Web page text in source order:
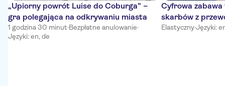
„Upiorny powrót Luise do Coburga” –
gra polegająca na odkrywaniu miasta
1 godzina 30 minut·Bezpłatne anulowanie·
Języki: en, de
Cyfrowa
skarbów z
Rosenbergu
Elastyczny·Języki: